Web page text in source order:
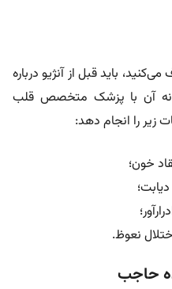
باید قبل از آنژیو درباره
آن با پزشک متخصص قلب
زیر را انجام دهد:
خون؛
نعوظ.
حاجب